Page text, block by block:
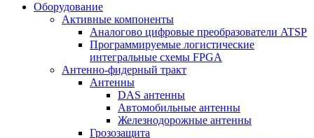
Оборудование
Активные компоненты
Аналогово цифровые преобразователи ATSP
Программируемые логистические
интегральные схемы FPGA
Антенно-фидерный тракт
Антенны
DAS антенны
Автомобильные антенны
Железнодорожные антенны
Грозозащита